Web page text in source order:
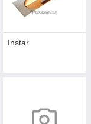
Instar